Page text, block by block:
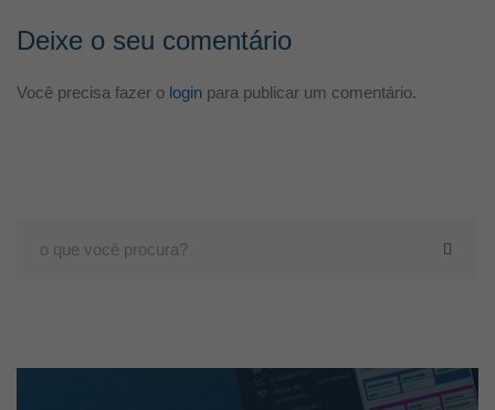
Deixe o seu comentário
Você precisa fazer o login para publicar um comentário.